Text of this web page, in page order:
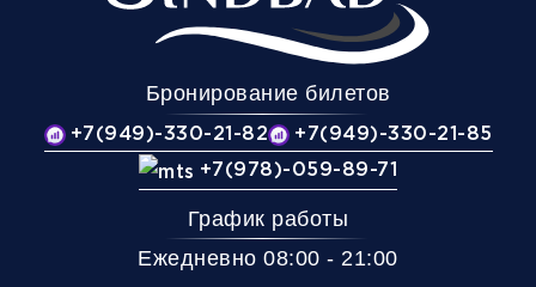
Бронирование билетов
+7(949)-330-21-82
+7(949)-330-21-85
+7(978)-059-89-71
График работы
Ежедневно 08:00 - 21:00